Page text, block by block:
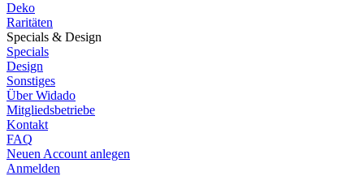
Deko
Raritäten
Specials & Design
Specials
Design
Sonstiges
Über Widado
Mitgliedsbetriebe
Kontakt
FAQ
Neuen Account anlegen
Anmelden